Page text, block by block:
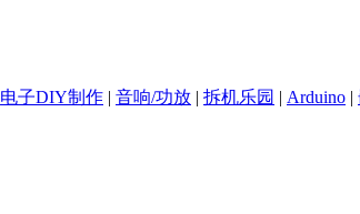
电子DIY制作 | 音响/功放 | 拆机乐园 | Arduino |